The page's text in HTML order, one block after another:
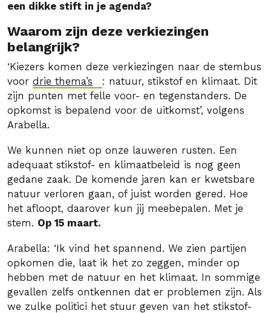
een dikke stift in je agenda?
Waarom zijn deze verkiezingen
belangrijk?
‘Kiezers komen deze verkiezingen naar de stembus
voor drie thema’s
: natuur, stikstof en klimaat. Dit
zijn punten met felle voor- en tegenstanders. De
opkomst is bepalend voor de uitkomst’, volgens
Arabella.
We kunnen niet op onze lauweren rusten. Een
adequaat stikstof- en klimaatbeleid is nog geen
gedane zaak. De komende jaren kan er kwetsbare
natuur verloren gaan, of juist worden gered. Hoe
het afloopt, daarover kun jij meebepalen. Met je
stem. Op 15 maart.
Arabella: ‘Ik vind het spannend. We zien partijen
opkomen die, laat ik het zo zeggen, minder op
hebben met de natuur en het klimaat. In sommige
gevallen zelfs ontkennen dat er problemen zijn. Als
we zulke politici het stuur geven van het stikstof-